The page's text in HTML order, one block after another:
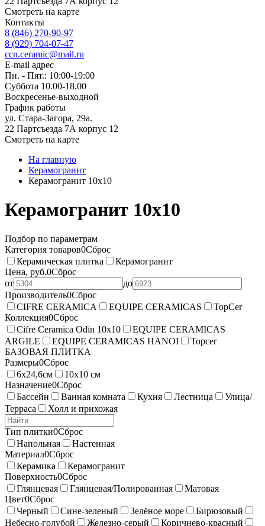
Смотреть на карте
Контакты
8 (846) 270-90-97
8 (929) 704-07-47
ccn.ceramic@mail.ru
E-mail адрес
Пн. - Пят.: 10:00-19:00
Суббота 10.00-18.00
Воскресенье-выходной
График работы
ул. Стара-Загора, 29а.
22 Партсъезда 7А корпус 12
Смотреть на карте
На главную
Керамогранит
Керамогранит 10x10
Керамогранит 10x10
Подбор по параметрам
Категория товаров0Сброс
Керамическая плитка
Керамогранит
Цена, руб.0Сброс
от
до
Производитель0Сброс
CIFRE CERAMICA
EQUIPE CERAMICAS
TopCer
Коллекция0Сброс
Cifre Ceramica Odin 10x10
EQUIPE CERAMICAS
ARGILE
EQUIPE CERAMICAS HANOI
Topcer
БAЗОВАЯ ПЛИТКА
Размеры0Сброс
6х24,6см
10х10 см
Назначение0Сброс
Бассейн
Ванная комната Кухня Лестница
Улица/
Терраса
Холл и прихожая
Тип плитки0Сброс
Напольная
Настенная
Материал0Сброс
Керамика
Керамогранит
Поверхность0Сброс
Глянцевая
Глянцевая/Полированная
Матовая
Цвет0Сброс
Черный
Сине-зеленый Зелёное море
Бирюзовый
Небесно-голубой
Железно-серый Коричнево-красный